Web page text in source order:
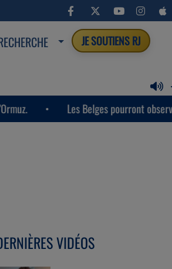
JE SOUTIENS RJ
Les Belges pourront observer la
VIDÉOS